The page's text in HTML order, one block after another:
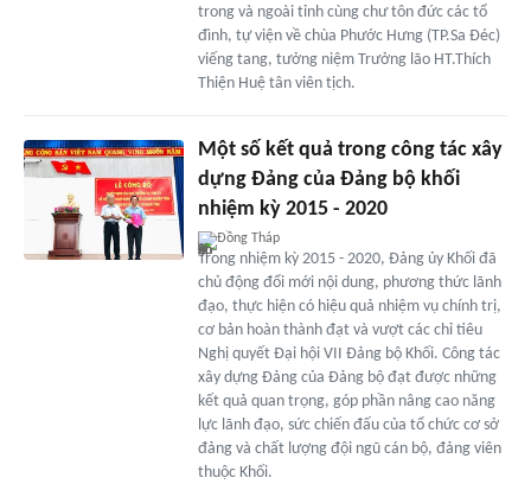
trong và ngoài tỉnh cùng chư tôn đức các tổ
đình, tự viện về chùa Phước Hưng (TP.Sa Đéc)
viếng tang, tưởng niệm Trưởng lão HT.Thích
Thiện Huệ tân viên tịch.
Một số kết quả trong công tác xây
dựng Đảng của Đảng bộ khối
nhiệm kỳ 2015 - 2020
Đồng Tháp
Trong nhiệm kỳ 2015 - 2020, Đảng ủy Khối đã
chủ động đổi mới nội dung, phương thức lãnh
đạo, thực hiện có hiệu quả nhiệm vụ chính trị,
cơ bản hoàn thành đạt và vượt các chỉ tiêu
Nghị quyết Đại hội VII Đảng bộ Khối. Công tác
xây dựng Đảng của Đảng bộ đạt được những
kết quả quan trọng, góp phần nâng cao năng
lực lãnh đạo, sức chiến đấu của tổ chức cơ sở
đảng và chất lượng đội ngũ cán bộ, đảng viên
thuộc Khối.